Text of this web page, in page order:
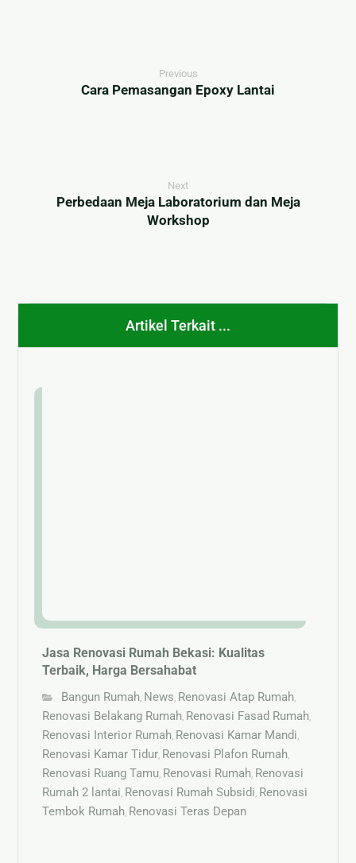
Previous
Cara Pemasangan Epoxy Lantai
Next
Perbedaan Meja Laboratorium dan Meja
Workshop
Artikel Terkait ...
Jasa Renovasi Rumah Bekasi: Kualitas
Terbaik, Harga Bersahabat
Bangun Rumah News Renovasi Atap Rumah
Renovasi Belakang Rumah Renovasi Fasad Rumah
Renovasi Interior Rumah Renovasi Kamar Mandi
Renovasi Kamar Tidur Renovasi Plafon Rumah
Renovasi Ruang Tamu Renovasi Rumah Renovasi
Rumah 2 lantai Renovasi Rumah Subsidi Renovasi
Tembok Rumah Renovasi Teras Depan